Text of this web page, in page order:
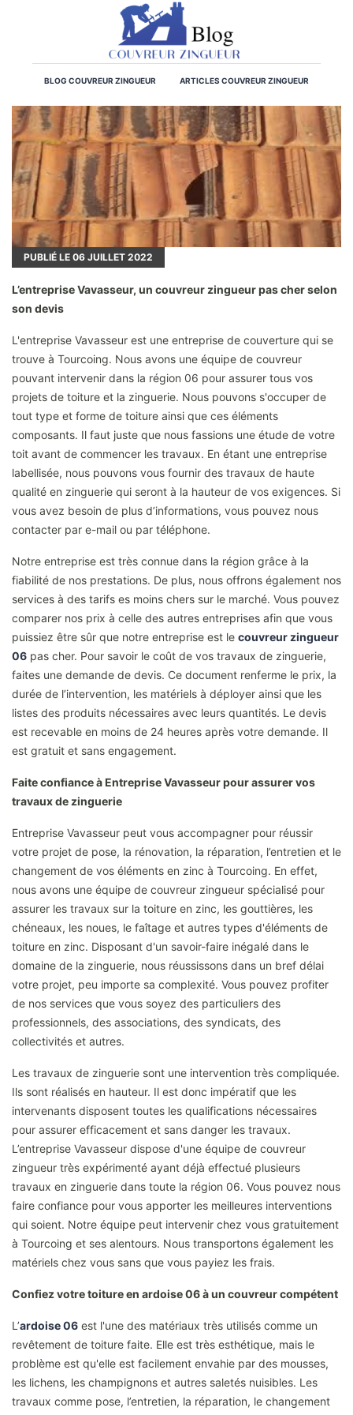
BLOG COUVREUR ZINGUEUR ARTICLES COUVREUR ZINGUEUR
PUBLIÉ LE 06 JUILLET 2022
L’entreprise Vavasseur, un couvreur zingueur pas cher selon
son devis
L'entreprise Vavasseur est une entreprise de couverture qui se
trouve à Tourcoing. Nous avons une équipe de couvreur
pouvant intervenir dans la région 06 pour assurer tous vos
projets de toiture et la zinguerie. Nous pouvons s'occuper de
tout type et forme de toiture ainsi que ces éléments
composants. Il faut juste que nous fassions une étude de votre
toit avant de commencer les travaux. En étant une entreprise
labellisée, nous pouvons vous fournir des travaux de haute
qualité en zinguerie qui seront à la hauteur de vos exigences. Si
vous avez besoin de plus d’informations, vous pouvez nous
contacter par e-mail ou par téléphone.
Notre entreprise est très connue dans la région grâce à la
fiabilité de nos prestations. De plus, nous offrons également nos
services à des tarifs es moins chers sur le marché. Vous pouvez
comparer nos prix à celle des autres entreprises afin que vous
puissiez être sûr que notre entreprise est le couvreur zingueur
06 pas cher. Pour savoir le coût de vos travaux de zinguerie,
faites une demande de devis. Ce document renferme le prix, la
durée de l’intervention, les matériels à déployer ainsi que les
listes des produits nécessaires avec leurs quantités. Le devis
est recevable en moins de 24 heures après votre demande. Il
est gratuit et sans engagement.
Faite confiance à Entreprise Vavasseur pour assurer vos
travaux de zinguerie
Entreprise Vavasseur peut vous accompagner pour réussir
votre projet de pose, la rénovation, la réparation, l’entretien et le
changement de vos éléments en zinc à Tourcoing. En effet,
nous avons une équipe de couvreur zingueur spécialisé pour
assurer les travaux sur la toiture en zinc, les gouttières, les
chéneaux, les noues, le faîtage et autres types d'éléments de
toiture en zinc. Disposant d'un savoir-faire inégalé dans le
domaine de la zinguerie, nous réussissons dans un bref délai
votre projet, peu importe sa complexité. Vous pouvez profiter
de nos services que vous soyez des particuliers des
professionnels, des associations, des syndicats, des
collectivités et autres.
Les travaux de zinguerie sont une intervention très compliquée.
Ils sont réalisés en hauteur. Il est donc impératif que les
intervenants disposent toutes les qualifications nécessaires
pour assurer efficacement et sans danger les travaux.
L’entreprise Vavasseur dispose d'une équipe de couvreur
zingueur très expérimenté ayant déjà effectué plusieurs
travaux en zinguerie dans toute la région 06. Vous pouvez nous
faire confiance pour vous apporter les meilleures interventions
qui soient. Notre équipe peut intervenir chez vous gratuitement
à Tourcoing et ses alentours. Nous transportons également les
matériels chez vous sans que vous payiez les frais.
Confiez votre toiture en ardoise 06 à un couvreur compétent
L’ardoise 06 est l'une des matériaux très utilisés comme un
revêtement de toiture faite. Elle est très esthétique, mais le
problème est qu'elle est facilement envahie par des mousses,
les lichens, les champignons et autres saletés nuisibles. Les
travaux comme pose, l’entretien, la réparation, le changement